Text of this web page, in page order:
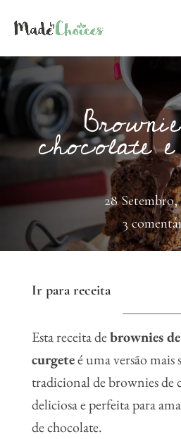
chocolate
28 Setembro,
3
Ir para receita
Esta receita debrownies
curgeteé uma versão mais
tradicional de brownies de
deliciosa e perfeita para
de chocolate.